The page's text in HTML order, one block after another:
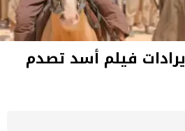
فيلم أسد تصدم